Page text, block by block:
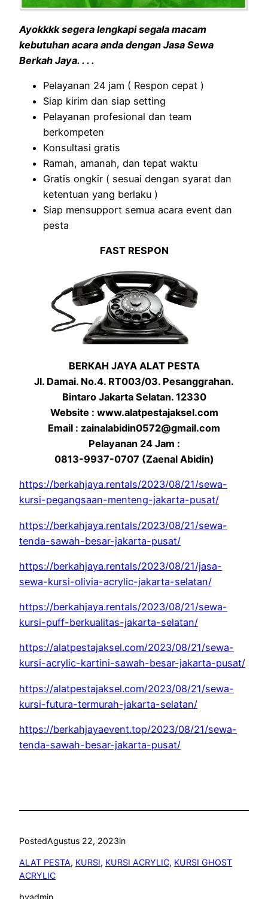
Ayokkkk segera lengkapi segala macam
kebutuhan acara anda dengan Jasa Sewa
Berkah Jaya. . . .
Pelayanan 24 jam ( Respon cepat )
Siap kirim dan siap setting
Pelayanan profesional dan team
berkompeten
Konsultasi gratis
Ramah, amanah, dan tepat waktu
Gratis ongkir ( sesuai dengan syarat dan
ketentuan yang berlaku )
Siap mensupport semua acara event dan
pesta
FAST RESPON
BERKAH JAYA ALAT PESTA
Jl. Damai. No.4. RT003/03. Pesanggrahan.
Bintaro Jakarta Selatan. 12330
Website : www.alatpestajaksel.com
Email : zainalabidin0572@gmail.com
Pelayanan 24 Jam :
0813-9937-0707 (Zaenal Abidin)
https://berkahjaya.rentals/2023/08/21/sewa-
kursi-pegangsaan-menteng-jakarta-pusat/
https://berkahjaya.rentals/2023/08/21/sewa-
tenda-sawah-besar-jakarta-pusat/
https://berkahjaya.rentals/2023/08/21/jasa-
sewa-kursi-olivia-acrylic-jakarta-selatan/
https://berkahjaya.rentals/2023/08/21/sewa-
kursi-puff-berkualitas-jakarta-selatan/
https://alatpestajaksel.com/2023/08/21/sewa-
kursi-acrylic-kartini-sawah-besar-jakarta-pusat/
https://alatpestajaksel.com/2023/08/21/sewa-
kursi-futura-termurah-jakarta-selatan/
https://berkahjayaevent.top/2023/08/21/sewa-
tenda-sawah-besar-jakarta-pusat/
PostedAgustus 22, 2023in
ALAT PESTA, KURSI, KURSI ACRYLIC, KURSI GHOST
ACRYLIC